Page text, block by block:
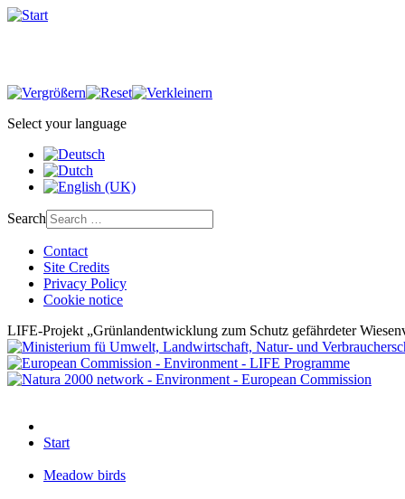
Select your language
Search
Contact
Site Credits
Privacy Policy
Cookie notice
LIFE-Projekt „Grünlandentwicklung zum Schutz gefährdeter
Start
Meadow birds